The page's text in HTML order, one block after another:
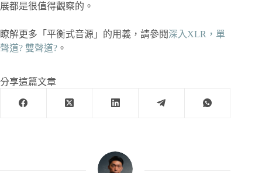
展都是很值得觀察的。
瞭解更多「平衡式音源」的用義，請參閱深入XLR，單
聲道? 雙聲道? 。
分享這篇文章